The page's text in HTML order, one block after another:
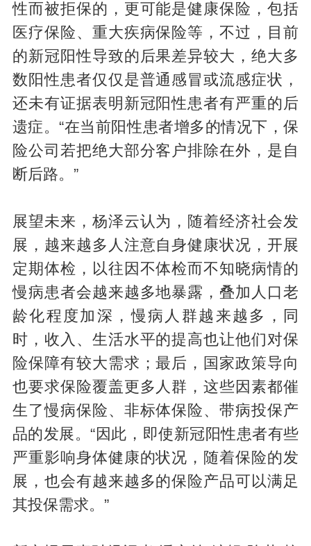
性而被拒保的，更可能是健康保险，包括
医疗保险、重大疾病保险等，不过，目前
的新冠阳性导致的后果差异较大，绝大多
数阳性患者仅仅是普通感冒或流感症状，
还未有证据表明新冠阳性患者有严重的后
遗症。“在当前阳性患者增多的情况下，保
险公司若把绝大部分客户排除在外，是自
断后路。”
展望未来，杨泽云认为，随着经济社会发
展，越来越多人注意自身健康状况，开展
定期体检，以往因不体检而不知晓病情的
慢病患者会越来越多地暴露，叠加人口老
龄化程度加深，慢病人群越来越多，同
时，收入、生活水平的提高也让他们对保
险保障有较大需求；最后，国家政策导向
也要求保险覆盖更多人群，这些因素都催
生了慢病保险、非标体保险、带病投保产
品的发展。“因此，即使新冠阳性患者有些
严重影响身体健康的状况，随着保险的发
展，也会有越来越多的保险产品可以满足
其投保需求。”